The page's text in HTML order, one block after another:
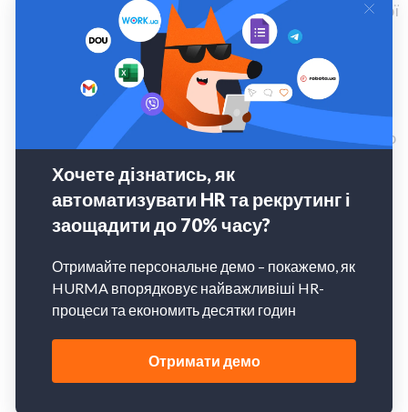
порадами та рекомендаціями щодо дистанційної
роботи: культура онлайн-зустрічей, технічні
правила, самоорганізація будинку тощо.
Допомагали в
облаштуванні віддаленого
робочого
місця: співробітник Райфу міг
отримати сертифікат на придбання необхідного
Створили та зараз вдосконалюємо
корпоративну
wellbeing-програму
Програма включає консультації психологів,
заняття спортом, медичне страхування для всіх
співробітників.
для
робочих місць.